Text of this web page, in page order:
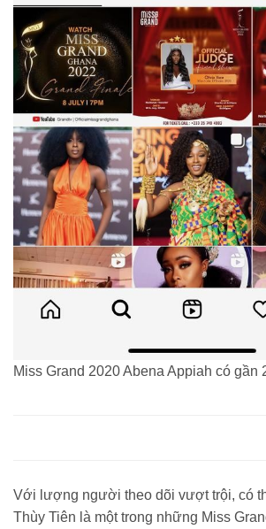
Miss Grand 2020 Abena Appiah có gần
Với lượng người theo dõi vượt trội, có
Thùy Tiên là một trong những Miss